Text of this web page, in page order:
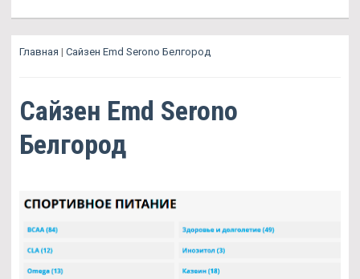
Главная | Сайзен Emd Serono Белгород
Сайзен Emd Serono
Белгород